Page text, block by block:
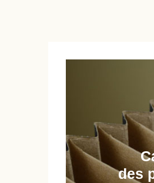
des